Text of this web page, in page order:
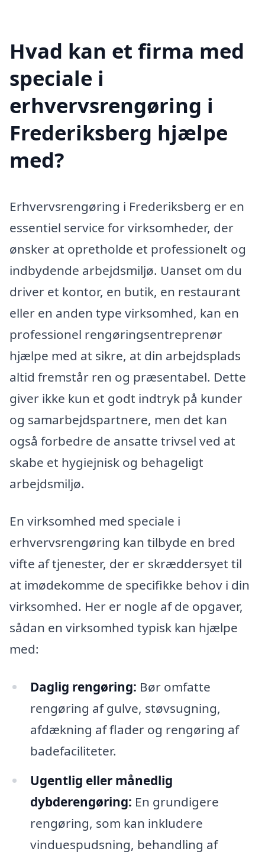
Hvad kan et firma med
speciale i
erhvervsrengøring i
Frederiksberg hjælpe
med?
Erhvervsrengøring i Frederiksberg er en
essentiel service for virksomheder, der
ønsker at opretholde et professionelt og
indbydende arbejdsmiljø. Uanset om du
driver et kontor, en butik, en restaurant
eller en anden type virksomhed, kan en
professionel rengøringsentreprenør
hjælpe med at sikre, at din arbejdsplads
altid fremstår ren og præsentabel. Dette
giver ikke kun et godt indtryk på kunder
og samarbejdspartnere, men det kan
også forbedre de ansatte trivsel ved at
skabe et hygiejnisk og behageligt
arbejdsmiljø.
En virksomhed med speciale i
erhvervsrengøring kan tilbyde en bred
vifte af tjenester, der er skræddersyet til
at imødekomme de specifikke behov i din
virksomhed. Her er nogle af de opgaver,
sådan en virksomhed typisk kan hjælpe
med:
Daglig rengøring: Bør omfatte
rengøring af gulve, støvsugning,
afdækning af flader og rengøring af
badefaciliteter.
Ugentlig eller månedlig
dybderengøring: En grundigere
rengøring, som kan inkludere
vinduespudsning, behandling af